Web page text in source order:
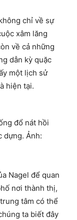
chỉ về sự
xâm lăng
về cả những
dẫn kỳ quặc
một lịch sử
hiện tại.
đổ nát hồi
dựng. Ảnh:
Nagel để quan
nơi thành thị,
tâm có thể
ta biết đây